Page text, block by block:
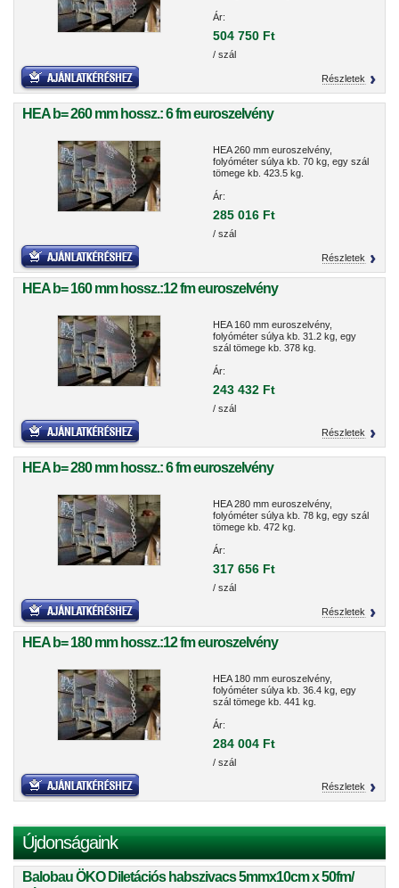
Ár:
504 750 Ft
/ szál
Részletek
HEA b= 260 mm hossz.: 6 fm euroszelvény
HEA 260 mm euroszelvény,
folyóméter súlya kb. 70 kg, egy szál
tömege kb. 423.5 kg.
Ár:
285 016 Ft
/ szál
Részletek
HEA b= 160 mm hossz.:12 fm euroszelvény
HEA 160 mm euroszelvény,
folyóméter súlya kb. 31.2 kg, egy
szál tömege kb. 378 kg.
Ár:
243 432 Ft
/ szál
Részletek
HEA b= 280 mm hossz.: 6 fm euroszelvény
HEA 280 mm euroszelvény,
folyóméter súlya kb. 78 kg, egy szál
tömege kb. 472 kg.
Ár:
317 656 Ft
/ szál
Részletek
HEA b= 180 mm hossz.:12 fm euroszelvény
HEA 180 mm euroszelvény,
folyóméter súlya kb. 36.4 kg, egy
szál tömege kb. 441 kg.
Ár:
284 004 Ft
/ szál
Részletek
Újdonságaink
Balobau ÖKO Diletációs habszivacs 5mmx10cm x 50fm/